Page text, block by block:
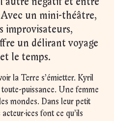
un mini-théâtre,
improvisateurs,
un délirant voyage
le temps.
la Terre s’émietter. Kyril
puissance. Une femme
mondes. Dans leur petit
font ce qu’ils